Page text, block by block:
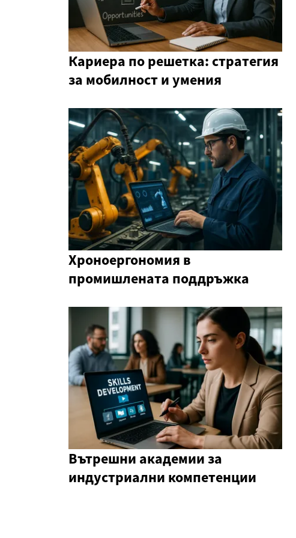
Кариера по решетка: стратегия
за мобилност и умения
Хроноергономия в
промишлената поддръжка
Вътрешни академии за
индустриални компетенции